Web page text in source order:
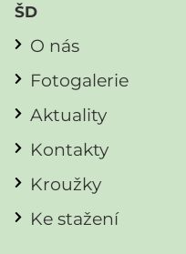
ŠD
O nás
Fotogalerie
Aktuality
Kontakty
Kroužky
Ke stažení